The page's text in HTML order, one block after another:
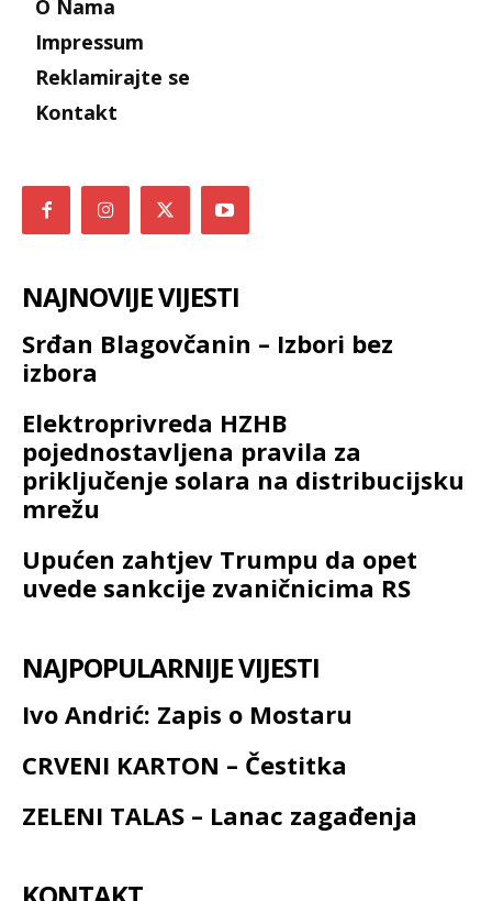
O Nama
Impressum
Reklamirajte se
Kontakt
NAJNOVIJE VIJESTI
Srđan Blagovčanin – Izbori bez
izbora
Elektroprivreda HZHB
pojednostavljena pravila za
priključenje solara na distribucijsku
mrežu
Upućen zahtjev Trumpu da opet
uvede sankcije zvaničnicima RS
NAJPOPULARNIJE VIJESTI
Ivo Andrić: Zapis o Mostaru
CRVENI KARTON – Čestitka
ZELENI TALAS – Lanac zagađenja